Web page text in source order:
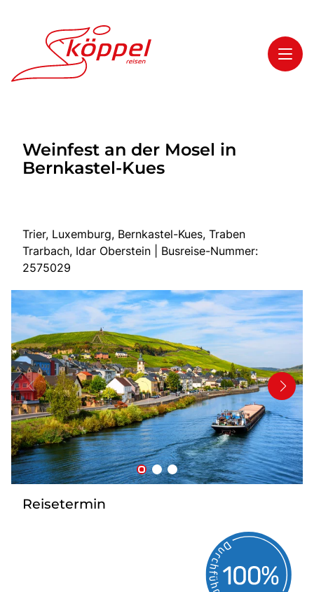
Highlights
Service
Start
Mehrtagesreisen
Tagesreisen
Bus anmieten
Service
Kontakt
Weinfest an der Mosel in
Bernkastel-Kues
Trier, Luxemburg, Bernkastel-Kues, Traben
Trarbach, Idar Oberstein | Busreise-Nummer:
2575029
Reisetermin